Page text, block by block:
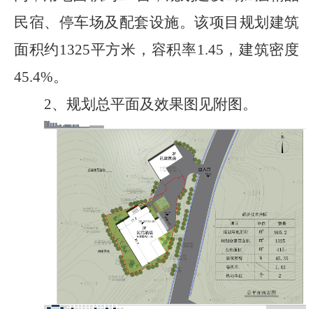
民宿、停车场及配套设施。该项目规划建筑
面积约1325平方米，容积率1.45 ，建筑密度
45.4%。
2、 规划总平面及效果图 见附图 。